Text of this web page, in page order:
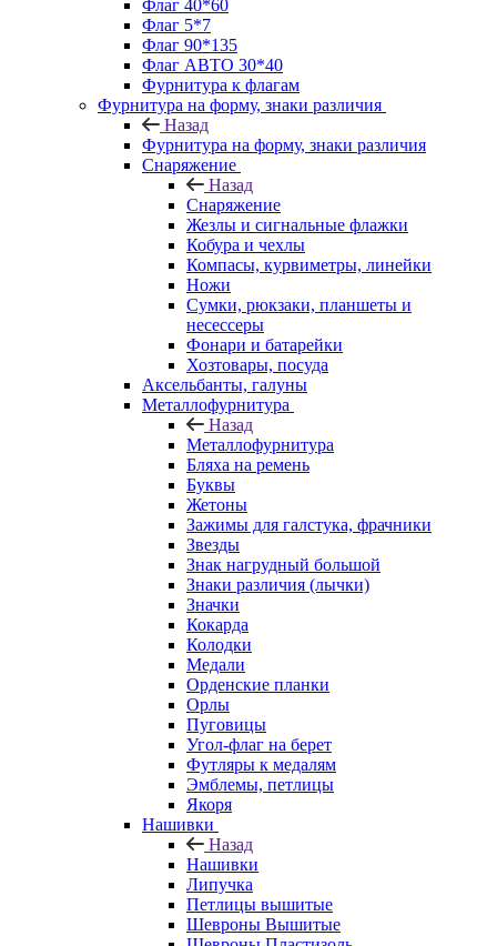
Флаг 40*60
Флаг 5*7
Флаг 90*135
Флаг АВТО 30*40
Фурнитура к флагам
Фурнитура на форму, знаки различия
Назад
Фурнитура на форму, знаки различия
Снаряжение
Назад
Снаряжение
Жезлы и сигнальные флажки
Кобура и чехлы
Компасы, курвиметры, линейки
Ножи
Сумки, рюкзаки, планшеты и
несессеры
Фонари и батарейки
Хозтовары, посуда
Аксельбанты, галуны
Металлофурнитура
Назад
Металлофурнитура
Бляха на ремень
Буквы
Жетоны
Зажимы для галстука, фрачники
Звезды
Знак нагрудный большой
Знаки различия (лычки)
Значки
Кокарда
Колодки
Медали
Орденские планки
Орлы
Пуговицы
Угол-флаг на берет
Футляры к медалям
Эмблемы, петлицы
Якоря
Нашивки
Назад
Нашивки
Липучка
Петлицы вышитые
Шевроны Вышитые